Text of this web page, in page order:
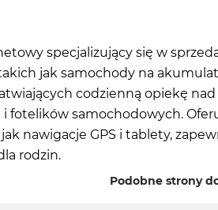
specjalizujący się w
jak samochody na
codzienną opiekę
fotelików samochodowych.
nawigacje GPS i tablety,
rodzin.
Podobne strony